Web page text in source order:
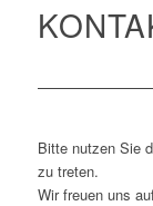
Bitte nutzen Sie
zu treten.
Wir freuen uns